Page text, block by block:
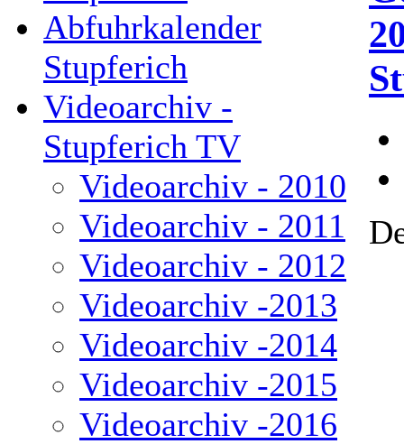
Abfuhrkalender
Stupferich
Videoarchiv -
Stupferich TV
Videoarchiv - 2010
Videoarchiv - 2011
Videoarchiv - 2012
Videoarchiv -2013
Videoarchiv -2014
Videoarchiv -2015
Videoarchiv -2016